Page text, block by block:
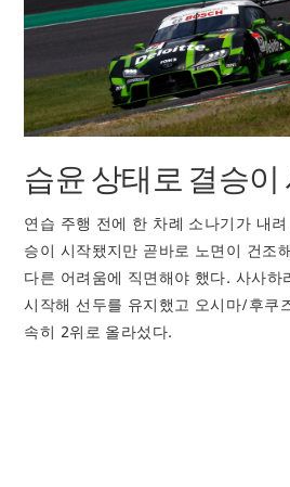
습윤 상태로 결승
연습 주행 전에 한 차례 소나기가 내
승이 시작됐지만 곧바로 노면이 건조
다른 어려움에 직면해야 했다. 사사하
시작해 선두를 유지했고 오시마/후쿠
속히 2위로 올라섰다.